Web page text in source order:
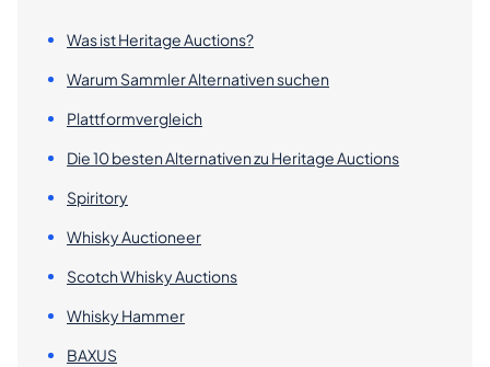
Was ist Heritage Auctions?
Warum Sammler Alternativen suchen
Plattformvergleich
Die 10 besten Alternativen zu Heritage Auctions
Spiritory
Whisky Auctioneer
Scotch Whisky Auctions
Whisky Hammer
BAXUS